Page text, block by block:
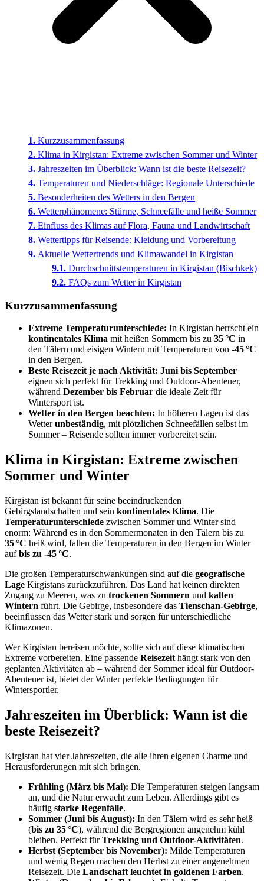
Kurzzusammenfassung
Klima in Kirgistan: Extreme zwischen Sommer und Winter
Jahreszeiten im Überblick: Wann ist die beste Reisezeit?
Temperaturen und Niederschläge: Regionale Unterschiede
Besonderheiten des Wetters in den Bergen
Wetterphänomene: Stürme, Schneefälle und heiße Sommer
Einfluss des Klimas auf Flora, Fauna und Landwirtschaft
Wettertipps für Reisende: Kleidung und Vorbereitung
Aktuelle Wettertrends und Klimawandel in Kirgistan
Durchschnittstemperaturen in Kirgistan (Bischkek)
FAQs zum Wetter in Kirgistan
Kurzzusammenfassung
Extreme Temperaturunterschiede: In Kirgistan herrscht ein
kontinentales Klima mit heißen Sommern bis zu 35 °C in
den Tälern und eisigen Wintern mit Temperaturen von -45 °C
in den Bergen.
Beste Reisezeit je nach Aktivität: Juni bis September
eignen sich perfekt für Trekking und Outdoor-Abenteuer,
während Dezember bis Februar die ideale Zeit für
Wintersport ist.
Wetter in den Bergen beachten: In höheren Lagen ist das
Wetterunbeständig, mit plötzlichen Schneefällen selbst im
Sommer – Reisende sollten immer vorbereitet sein.
Klima in Kirgistan: Extreme zwischen
Sommer und Winter
Kirgistan ist bekannt für seine beeindruckenden
Gebirgslandschaften und sein kontinentales Klima. Die
Temperaturunterschiede zwischen Sommer und Winter sind
enorm: Während es in den Sommermonaten in den Tälern bis zu
35 °C heiß wird, fallen die Temperaturen in den Bergen im Winter
aufbis zu -45 °C.
Die großen Temperaturschwankungen sind auf die geografische
Lage Kirgistans zurückzuführen. Das Land hat keinen direkten
Zugang zu Meeren, was zu trockenen Sommern und kalten
Wintern führt. Die Gebirge, insbesondere das Tienschan-Gebirge,
beeinflussen das Wetter stark und sorgen für unterschiedliche
Klimazonen.
Wer Kirgistan bereisen möchte, sollte sich auf diese klimatischen
Extreme vorbereiten. Eine passende Reisezeit hängt stark von den
geplanten Aktivitäten ab – während der Sommer ideal für Outdoor-
Abenteuer ist, bietet der Winter perfekte Bedingungen für
Wintersportler.
Jahreszeiten im Überblick: Wann ist die
beste Reisezeit?
Kirgistan hat vier Jahreszeiten, die alle ihren eigenen Charme und
Herausforderungen mit sich bringen.
Frühling (März bis Mai): Die Temperaturen steigen langsam
an, und die Natur erwacht zum Leben. Allerdings gibt es
häufig starke Regenfälle.
Sommer (Juni bis August): In den Tälern wird es sehr heiß
(bis zu 35 °C), während die Bergregionen angenehm kühl
bleiben. Perfekt fürTrekking und Outdoor-Aktivitäten.
Herbst (September bis November): Milde Temperaturen
und wenig Regen machen den Herbst zu einer angenehmen
Reisezeit. Die Landschaft leuchtet in goldenen Farben.